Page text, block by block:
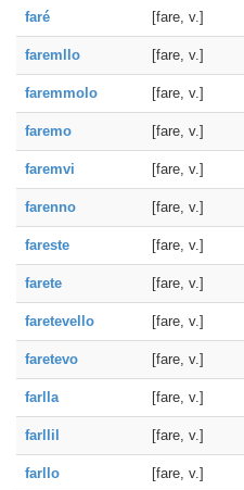
faré [fare, v.]
faremllo [fare, v.]
faremmolo [fare, v.]
faremo [fare, v.]
faremvi [fare, v.]
farenno [fare, v.]
fareste [fare, v.]
farete [fare, v.]
faretevello [fare, v.]
faretevo [fare, v.]
farlla [fare, v.]
farllil [fare, v.]
farllo [fare, v.]